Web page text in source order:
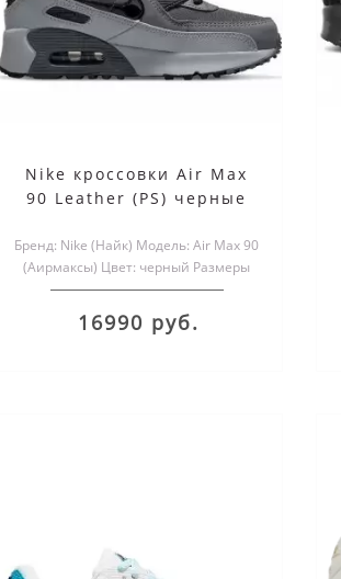
Nike кроссовки Air Max
90 Leather (PS) черные
Бренд: Nike (Найк) Модель: Air Max 90
(Аирмаксы) Цвет: черный Размеры
обуви: мужские и женс..
16990 руб.